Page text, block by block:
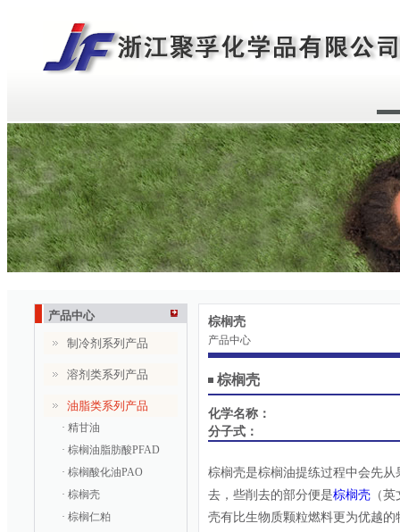
产品中心
制冷剂系列产品
溶剂类系列产品
油脂类系列产品
· 精甘油
· 棕榈油脂肪酸PFAD
· 棕榈酸化油PAO
· 棕榈壳
· 棕榈仁粕
棕榈壳
产品中心
棕榈壳
化学名称：
分子式：
棕榈壳是棕榈油提练过程中会先
去，些削去的部分便是棕榈壳 （
壳有比生物质颗粒燃料更为优越的